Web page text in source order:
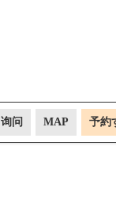
询问 MAP 予約